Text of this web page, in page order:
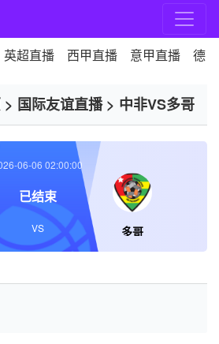
英超直播 西甲直播 意甲直播 德
> 国际友谊直播> 中非VS多哥
多哥
06-06 02:00:00
已结束
VS